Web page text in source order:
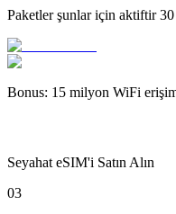
Paketler şunlar için aktiftir
Bonus: 15 milyon WiFi
Seyahat eSIM'i Satın Alın
03